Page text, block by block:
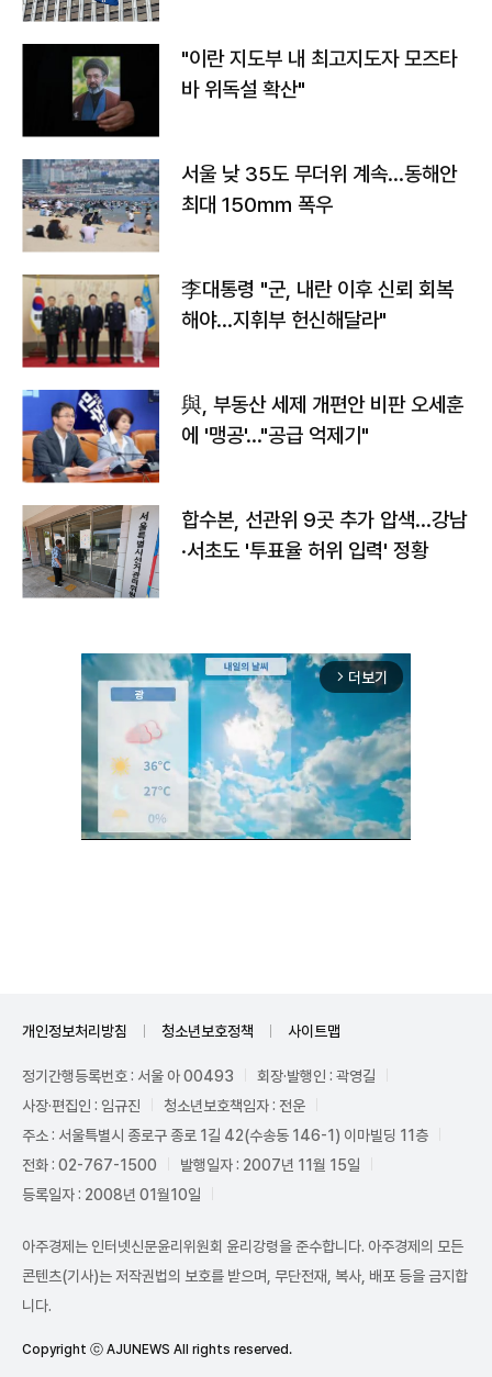
"이란 지도부 내 최고지도자 모즈타
바 위독설 확산"
서울 낮 35도 무더위 계속…동해안
최대 150㎜ 폭우
李대통령 "군, 내란 이후 신뢰 회복
해야…지휘부 헌신해달라"
與, 부동산 세제 개편안 비판 오세훈
에 '맹공'…"공급 억제기"
합수본, 선관위 9곳 추가 압색…강남
·서초도 '투표율 허위 입력' 정황
arrow_forward_ios 더보기
개인정보처리방침 청소년보호정책 사이트맵
정기간행등록번호 : 서울 아 00493
회장·발행인 : 곽영길
사장·편집인 : 임규진
청소년보호책임자 : 전운
주소 : 서울특별시 종로구 종로 1길 42(수송동 146-1) 이마빌딩 11층
전화 : 02-767-1500
발행일자 : 2007년 11월 15일
등록일자 : 2008년 01월10일
아주경제는 인터넷신문윤리위원회 윤리강령을 준수합니다. 아주경제의 모든
콘텐츠(기사)는 저작권법의 보호를 받으며, 무단전재, 복사, 배포 등을 금지합
니다.
Copyright ⓒ AJUNEWS All rights reserved.